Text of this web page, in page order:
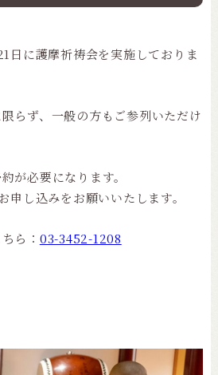
日に護摩祈祷会を実施しておりま
らず、一般の方もご参列いただけ
が必要になります。
申し込みをお願いいたします。
ら： 03-3452-1208